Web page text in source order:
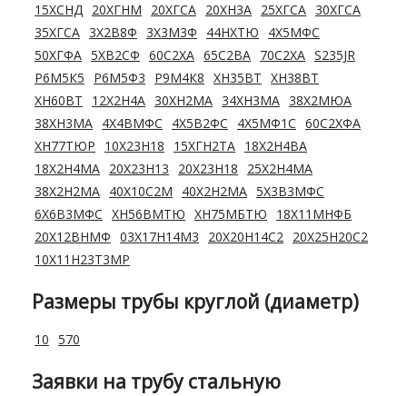
15ХСНД 20ХГНМ 20ХГСА 20ХН3А 25ХГСА 30ХГСА
35ХГСА 3Х2В8Ф 3Х3М3Ф 44НХТЮ
4Х5МФС
50ХГФА 5ХВ2СФ 60С2ХА 65С2ВА 70С2ХА S235JR
Р6М5К5
Р6М5Ф3 Р9М4К8 ХН35ВТ ХН38ВТ
ХН60ВТ
12Х2Н4А 30ХН2МА 34ХН3МА 38Х2МЮА
38ХН3МА 4Х4ВМФС 4Х5В2ФС 4Х5МФ1С 60С2ХФА
ХН77ТЮР
10Х23Н18 15ХГН2ТА 18Х2Н4ВА
18Х2Н4МА 20Х23Н13 20Х23Н18
25Х2Н4МА
38Х2Н2МА 40Х10С2М 40Х2Н2МА 5Х3В3МФС
6Х6В3МФС ХН56ВМТЮ ХН75МБТЮ
18Х11МНФБ
20Х12ВНМФ 03Х17Н14М3 20Х20Н14С2 20Х25Н20С2
10Х11Н23Т3МР
Размеры трубы круглой (диаметр)
10 570
Заявки на трубу стальную